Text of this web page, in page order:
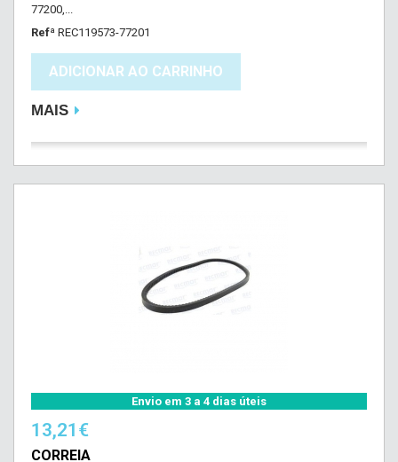
77200,...
Refª REC119573-77201
ADICIONAR AO CARRINHO
MAIS
Envio em 3 a 4 dias úteis
13,21€
CORREIA